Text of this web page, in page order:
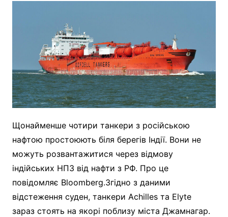
Щонайменше чотири танкери з російською
нафтою простоюють біля берегів Індії. Вони не
можуть розвантажитися через відмову
індійських НПЗ від нафти з РФ. Про це
повідомляє Bloomberg.Згідно з даними
відстеження суден, танкери Achilles та Elyte
зараз стоять на якорі поблизу міста Джамнагар.